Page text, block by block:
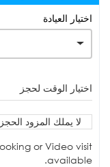
اختيار العيادة
اختيار الوقت لحجز
لا يملك المزود
or Video visit
available.